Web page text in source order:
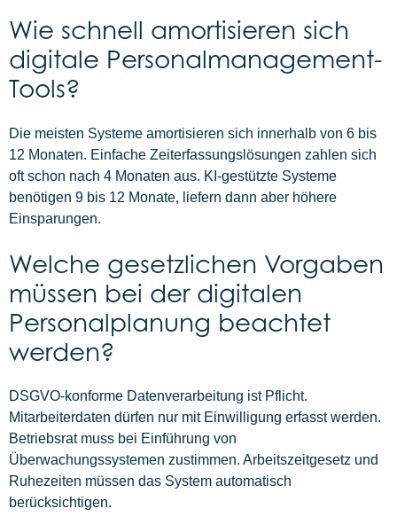
Wie schnell amortisieren sich
digitale Personalmanagement-
Tools?
Die meisten Systeme amortisieren sich innerhalb von 6 bis
12 Monaten. Einfache Zeiterfassungslösungen zahlen sich
oft schon nach 4 Monaten aus. KI-gestützte Systeme
benötigen 9 bis 12 Monate, liefern dann aber höhere
Einsparungen.
Welche gesetzlichen Vorgaben
müssen bei der digitalen
Personalplanung beachtet
werden?
DSGVO-konforme Datenverarbeitung ist Pflicht.
Mitarbeiterdaten dürfen nur mit Einwilligung erfasst werden.
Betriebsrat muss bei Einführung von
Überwachungssystemen zustimmen. Arbeitszeitgesetz und
Ruhezeiten müssen das System automatisch
berücksichtigen.